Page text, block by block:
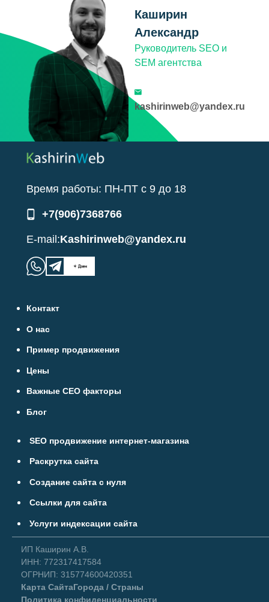
Каширин
Александр
Руководитель SEO и
SEM агентства
kashirinweb@yandex.ru
Время работы: ПН-ПТ с 9 до 18
+7(906)7368766
E-mail:Kashirinweb@yandex.ru
SEO продвижение интернет-магазина
Раскрутка сайта
Создание сайта с нуля
Ссылки для сайта
Услуги индексации сайта
Контакт
О нас
Пример продвижения
Цены
Важные СЕО факторы
Блог
ИП Каширин А.В.
ИНН: 772317417584
ОГРНИП: 315774600420351
Карта СайтаГорода / Страны
Политика конфиденциальности